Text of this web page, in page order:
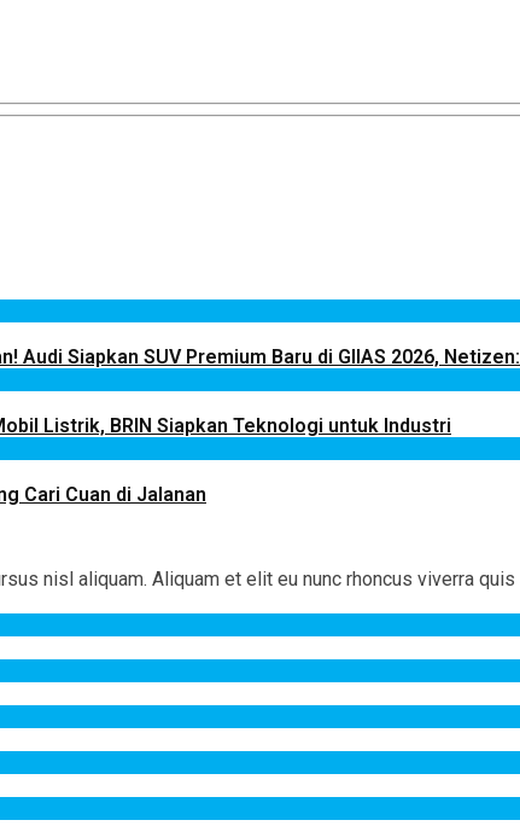
Audi Siapkan SUV Premium Baru di GIIAS 2026,
Listrik, BRIN Siapkan Teknologi untuk Industri
Cari Cuan di Jalanan
nisl aliquam. Aliquam et elit eu nunc rhoncus viverra